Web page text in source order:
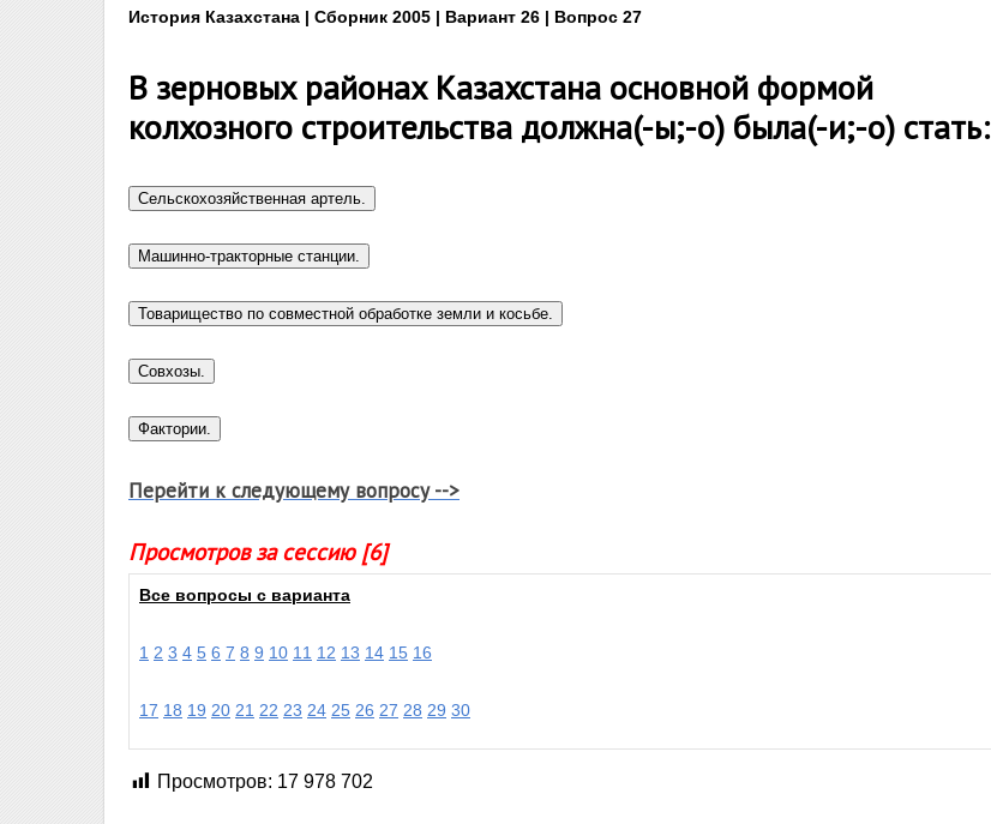
История Казахстана | Сборник 2005 | Вариант 26 | Вопрос 27
В зерновых районах Казахстана основной формой
колхозного строительства должна(-ы;-о) была(-и;-о) стать:
Перейти к следующему вопросу -->
Просмотров за сессию [6]
Все вопросы с варианта
1 2 3 4 5 6 7 8 9 10 11 12 13 14 15 16
17 18 19 20 21 22 23 24 25 26 27 28 29 30
Просмотров: 17 978 702